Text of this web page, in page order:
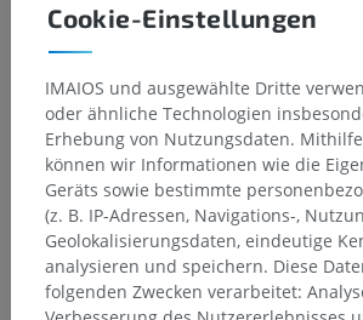
Cookie-Einstellungen
IMAIOS und ausgewählte Dritte
oder ähnliche Technologien
Erhebung von Nutzungsdaten. Mithilfe
können wir Informationen wie die
Geräts sowie bestimmte
(z. B. IP-Adressen, Navigations-,
Geolokalisierungsdaten, eindeutige
analysieren und speichern. Diese
folgenden Zwecken verarbeitet: